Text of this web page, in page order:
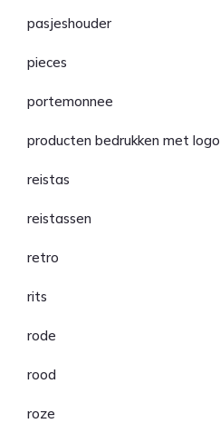
pasjeshouder
pieces
portemonnee
producten bedrukken met logo
reistas
reistassen
retro
rits
rode
rood
roze